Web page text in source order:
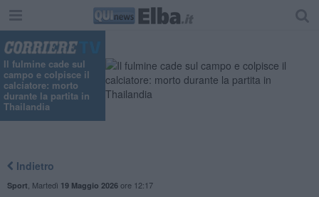
Il fulmine cade sul
campo e colpisce il
calciatore: morto
durante la partita in
Thailandia
Indietro
Sport Martedì 19 Maggio 2026ore 12:17